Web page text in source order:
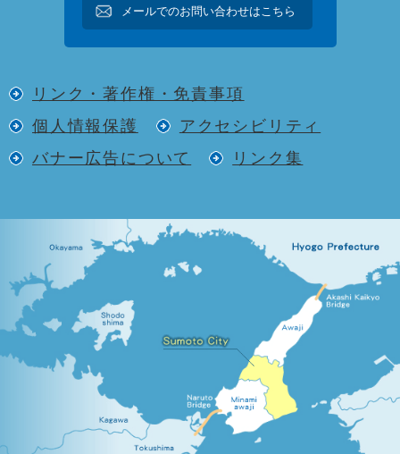
メールでのお問い合わせはこちら
リンク・著作権・免責事項
個人情報保護
アクセシビリティ
バナー広告について
リンク集